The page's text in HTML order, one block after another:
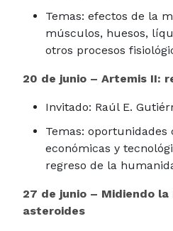
Temas: efectos de la
músculos, huesos,
otros procesos
20 de junio – Artemis II:
Invitado: Raúl E.
Temas: oportunidades
económicas y
regreso de la
27 de junio – Midiendo
asteroides